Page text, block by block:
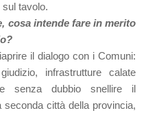
tavolo.
cosa intende fare in merito
il dialogo con i Comuni:
infrastrutture calate
senza dubbio snellire il
città della provincia,